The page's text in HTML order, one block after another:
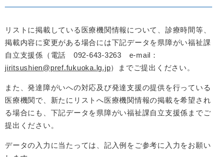
リストに掲載している医療機関情報について、診療時間等、
掲載内容に変更がある場合には下記データを県障がい福祉課
自立支援係（電話 092-643-3263 e-mail：
jiritsushien@pref.fukuoka.lg.jp）までご提出ください。
また、発達障がいへの対応及び発達支援の提供を行っている
医療機関で、新たにリストへ医療機関情報の掲載を希望され
る場合にも、下記データを県障がい福祉課自立支援係までご
提出ください。
データの入力に当たっては、記入例をご参考に入力をお願い